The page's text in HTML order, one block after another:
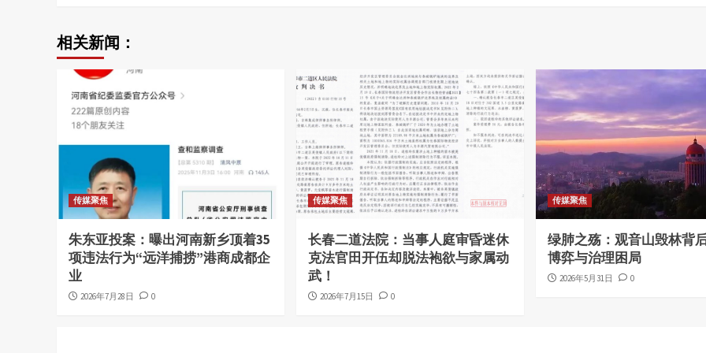
相关新闻：
传媒聚焦
朱东亚投案：曝出河南新乡顶着35
项违法行为“远洋捕捞”港商成都企
业
2026年7月28日 0
传媒聚焦
长春二道法院：当事人庭审昏迷休
克法官田开伍却脱法袍欲与家属动
武！
2026年7月15日 0
传媒聚焦
绿肺之殇：观音山毁林背
博弈与治理困局
2026年5月31日 0